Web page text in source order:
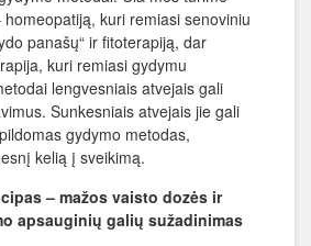
kuri remiasi senoviniu
panašų“ ir fitoterapiją, dar
kuri remiasi gydymu
lengvesniais atvejais gali
Sunkesniais atvejais jie gali
gydymo metodas,
kelią į sveikimą.
– mažos vaisto dozės ir
apsauginių galių sužadinimas